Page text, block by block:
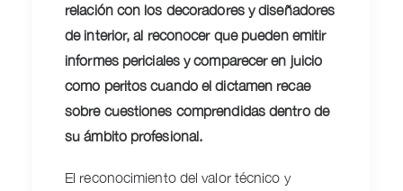
relación con los decoradores y diseñadores
de interior, al reconocer que pueden emitir
informes periciales y comparecer en juicio
como peritos cuando el dictamen recae
sobre cuestiones comprendidas dentro de
su ámbito profesional.
El reconocimiento del valor técnico y